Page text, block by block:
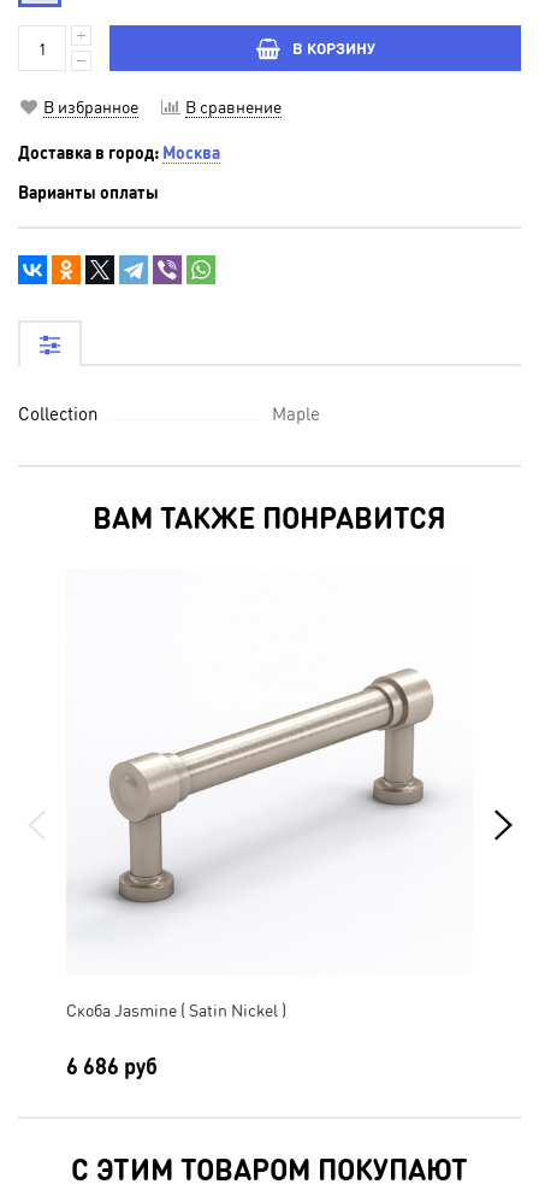
В КОРЗИНУ
В избранное В сравнение
Доставка в город: Москва
Варианты оплаты
Collection Maple
ВАМ ТАКЖЕ ПОНРАВИТСЯ
Скоба Jasmine ( Satin Nickel )
6 686 руб
С ЭТИМ ТОВАРОМ ПОКУПАЮТ